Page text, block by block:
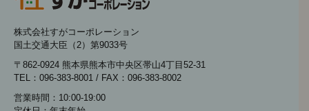
株式会社すがコーポレーション
国土交通大臣（2）第9033号
〒862-0924 熊本県熊本市中央区帯山4丁目52-31
TEL：096-383-8001 / FAX：096-383-8002
営業時間：10:00-19:00